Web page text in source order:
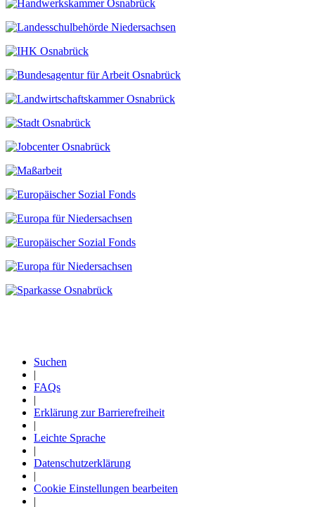
Fußzeile
Suchen
|
FAQs
|
Erklärung zur Barrierefreiheit
|
Leichte Sprache
|
Datenschutzerklärung
|
Cookie Einstellungen bearbeiten
|